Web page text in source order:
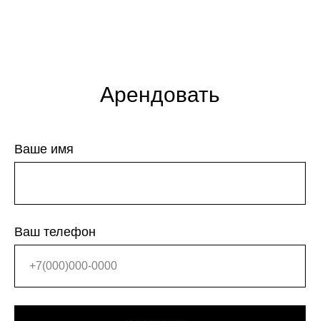
Арендовать
Ваше имя
Ваш телефон